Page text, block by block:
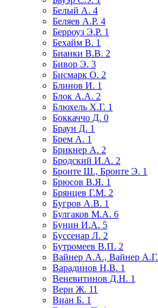
Белый А. 4
Беляев А.Р. 4
Берроуз Э.Р. 1
Бехайм В. 1
Бианки В.В. 2
Бивор Э. 3
Бисмарк О. 2
Блинов И. 1
Блок А.А. 2
Блюхель Х.Г. 1
Боккаччо Д. 0
Браун Д. 1
Брем А. 1
Брикнер А. 2
Бродский И.А. 2
Бронте Ш., Бронте Э. 1
Брюсов В.Я. 1
Брянцев Г.М. 2
Бугров А.В. 1
Булгаков М.А. 6
Бунин И.А. 5
Буссенар Л. 2
Бутромеев В.П. 2
Вайнер А.А., Вайнер А.Г.
Варадинов Н.В. 1
Веневитинов Д.Н. 1
Верн Ж. 11
Виан Б. 1